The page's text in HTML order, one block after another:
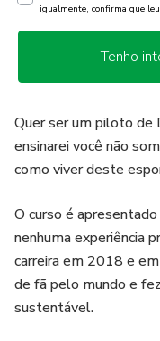
igualmente, confirma que
Tenho
Quer ser um piloto de
ensinarei você não
como viver deste
O curso é
nenhuma experiência
carreira em 2018 e
de fã pelo mundo e
sustentável.